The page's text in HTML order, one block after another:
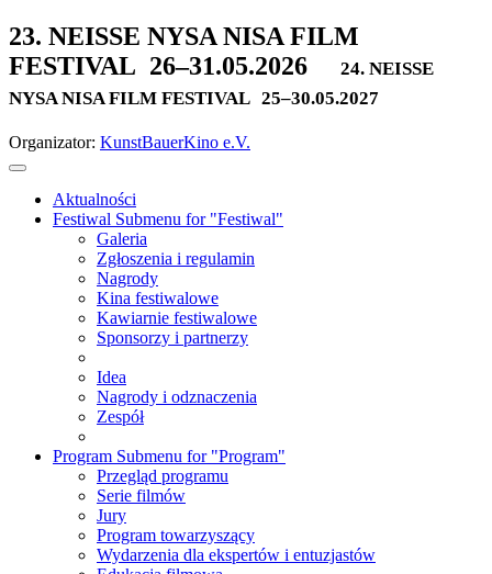
23. NEISSE NYSA NISA FILM
FESTIVAL 26–31.05.2026
24. NEISSE
NYSA NISA FILM FESTIVAL 25–30.05.2027
Organizator: KunstBauerKino e.V.
Aktualności
Festiwal Submenu for "Festiwal"
Galeria
Zgłoszenia i regulamin
Nagrody
Kina festiwalowe
Kawiarnie festiwalowe
Sponsorzy i partnerzy
Idea
Nagrody i odznaczenia
Zespół
Program Submenu for "Program"
Przegląd programu
Serie filmów
Jury
Program towarzyszący
Wydarzenia dla ekspertów i entuzjastów